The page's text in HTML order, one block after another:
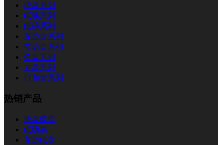
纸盘系列
纸碟系列
纸碗系列
花边盘系列
窄边盘系列
鱼盘系列
方盘系列
打包盒系列
热销产品
纸盘碟类
纸碗类
花边纸盘